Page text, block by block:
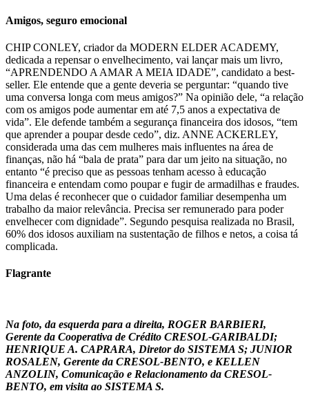
Amigos, seguro emocional
CHIP CONLEY, criador da MODERN ELDER ACADEMY,
dedicada a repensar o envelhecimento, vai lançar mais um livro,
“APRENDENDO A AMAR A MEIA IDADE”, candidato a best-
seller. Ele entende que a gente deveria se perguntar: “quando tive
uma conversa longa com meus amigos?” Na opinião dele, “a relação
com os amigos pode aumentar em até 7,5 anos a expectativa de
vida”. Ele defende também a segurança financeira dos idosos, “tem
que aprender a poupar desde cedo”, diz. ANNE ACKERLEY,
considerada uma das cem mulheres mais influentes na área de
finanças, não há “bala de prata” para dar um jeito na situação, no
entanto “é preciso que as pessoas tenham acesso à educação
financeira e entendam como poupar e fugir de armadilhas e fraudes.
Uma delas é reconhecer que o cuidador familiar desempenha um
trabalho da maior relevância. Precisa ser remunerado para poder
envelhecer com dignidade”. Segundo pesquisa realizada no Brasil,
60% dos idosos auxiliam na sustentação de filhos e netos, a coisa tá
complicada.
Flagrante
Na foto, da esquerda para a direita, ROGER BARBIERI,
Gerente da Cooperativa de Crédito CRESOL-GARIBALDI;
HENRIQUE A. CAPRARA, Diretor do SISTEMA S; JUNIOR
ROSALEN, Gerente da CRESOL-BENTO, e KELLEN
ANZOLIN, Comunicação e Relacionamento da CRESOL-
BENTO, em visita ao SISTEMA S.